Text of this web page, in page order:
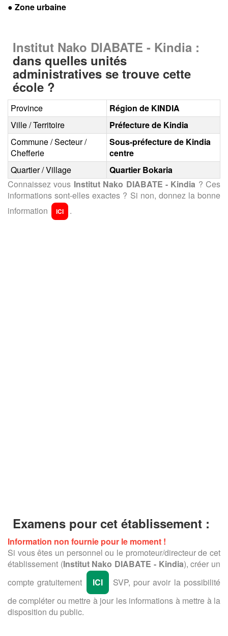
● Zone urbaine
Institut Nako DIABATE - Kindia :
dans quelles unités
administratives se trouve cette
école ?
Province
Région de KINDIA
Ville / Territoire
Préfecture de Kindia
Commune / Secteur /
Chefferie
Sous-préfecture de Kindia
centre
Quartier / Village
Quartier Bokaria
Connaissez vous Institut Nako DIABATE - Kindia ? Ces
informations sont-elles exactes ? Si non, donnez la bonne
information
ICI .
Examens pour cet établissement :
Information non fournie pour le moment !
Si vous êtes un personnel ou le promoteur/directeur de cet
établissement (Institut Nako DIABATE - Kindia), créer un
compte gratuitement
ICI
SVP, pour avoir la possibilité
de compléter ou mettre à jour les informations à mettre à la
disposition du public.